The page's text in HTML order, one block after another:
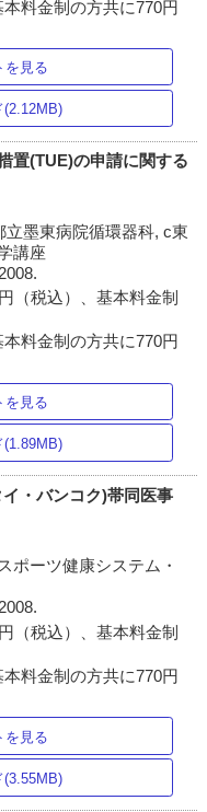
料金制の方共に770円
を見る
(2.12MB)
置(TUE)の申請に関する
墨東病院循環器科, c東
講座
（税込）、基本料金制
料金制の方共に770円
を見る
(1.89MB)
・バンコク)帯同医事
ポーツ健康システム・
（税込）、基本料金制
料金制の方共に770円
を見る
(3.55MB)